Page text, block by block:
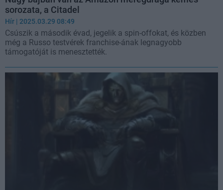
sorozata, a Citadel
Hír | 2025.03.29 08:49
Csúszik a második évad, jegelik a spin-offokat, és közben
még a Russo testvérek franchise-ának legnagyobb
támogatóját is menesztették.